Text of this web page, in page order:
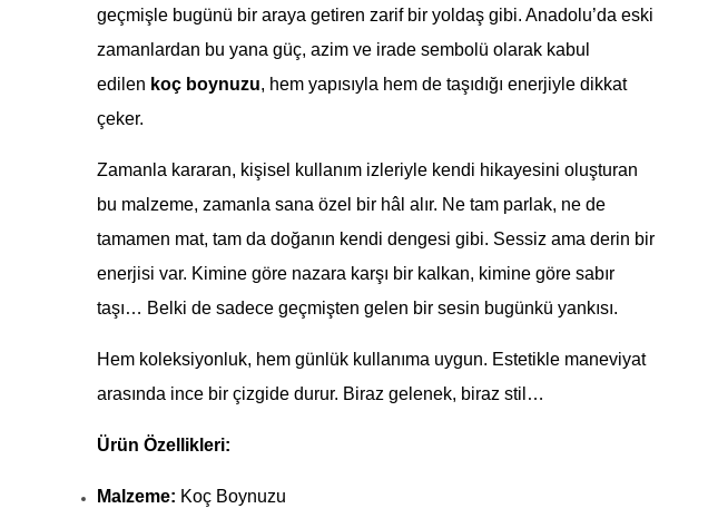
geçmişle bugünü bir araya getiren zarif bir yoldaş gibi. Anadolu’da eski
zamanlardan bu yana güç, azim ve irade sembolü olarak kabul
edilen koç boynuzu, hem yapısıyla hem de taşıdığı enerjiyle dikkat
çeker.
Zamanla kararan, kişisel kullanım izleriyle kendi hikayesini oluşturan
bu malzeme, zamanla sana özel bir hâl alır. Ne tam parlak, ne de
tamamen mat, tam da doğanın kendi dengesi gibi. Sessiz ama derin bir
enerjisi var. Kimine göre nazara karşı bir kalkan, kimine göre sabır
taşı… Belki de sadece geçmişten gelen bir sesin bugünkü yankısı.
Hem koleksiyonluk, hem günlük kullanıma uygun. Estetikle maneviyat
arasında ince bir çizgide durur. Biraz gelenek, biraz stil…
Ürün Özellikleri:
Malzeme: Koç Boynuzu